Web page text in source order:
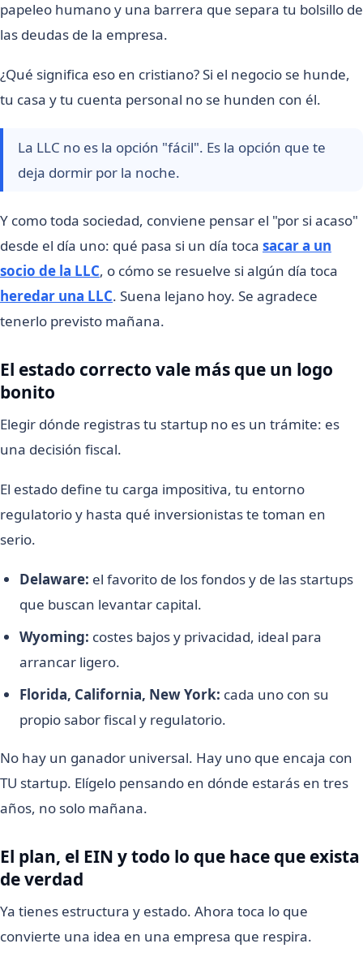
papeleo humano y una barrera que separa tu bolsillo de
las deudas de la empresa.
¿Qué significa eso en cristiano? Si el negocio se hunde,
tu casa y tu cuenta personal no se hunden con él.
La LLC no es la opción "fácil". Es la opción que te
deja dormir por la noche.
Y como toda sociedad, conviene pensar el "por si acaso"
desde el día uno: qué pasa si un día toca sacar a un
socio de la LLC, o cómo se resuelve si algún día toca
heredar una LLC. Suena lejano hoy. Se agradece
tenerlo previsto mañana.
El estado correcto vale más que un logo
bonito
Elegir dónde registras tu startup no es un trámite: es
una decisión fiscal.
El estado define tu carga impositiva, tu entorno
regulatorio y hasta qué inversionistas te toman en
serio.
Delaware: el favorito de los fondos y de las startups
que buscan levantar capital.
Wyoming: costes bajos y privacidad, ideal para
arrancar ligero.
Florida, California, New York: cada uno con su
propio sabor fiscal y regulatorio.
No hay un ganador universal. Hay uno que encaja con
TU startup. Elígelo pensando en dónde estarás en tres
años, no solo mañana.
El plan, el EIN y todo lo que hace que exista
de verdad
Ya tienes estructura y estado. Ahora toca lo que
convierte una idea en una empresa que respira.